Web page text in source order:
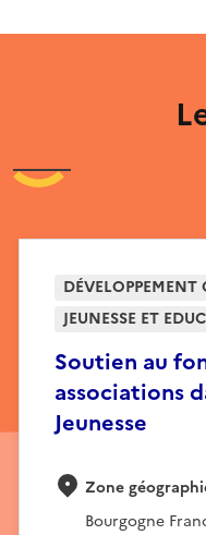
Soutien au
associations
Jeunesse
DÉVELOPPEMENT
JEUNESSE ET
Zone
Bourgogne